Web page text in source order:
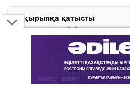
Тақырыпқа қатысты
Осы тақырыптар бойынша